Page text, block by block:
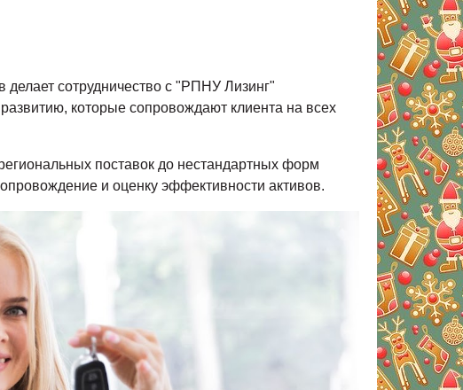
сотрудничество с "РПНУ Лизинг"
которые сопровождают клиента на всех
поставок до нестандартных форм
и оценку эффективности активов.